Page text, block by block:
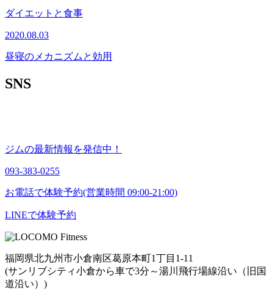
ダイエットと食事
2020.08.03
昼寝のメカニズムと効用
SNS
ジムの最新情報を発信中！
093-383-0255
お電話で体験予約(営業時間 09:00-21:00)
LINEで体験予約
福岡県北九州市小倉南区葛原本町1丁目1-11
(サンリブシティ小倉から車で3分～湯川飛行場線沿い（旧国
道沿い）)